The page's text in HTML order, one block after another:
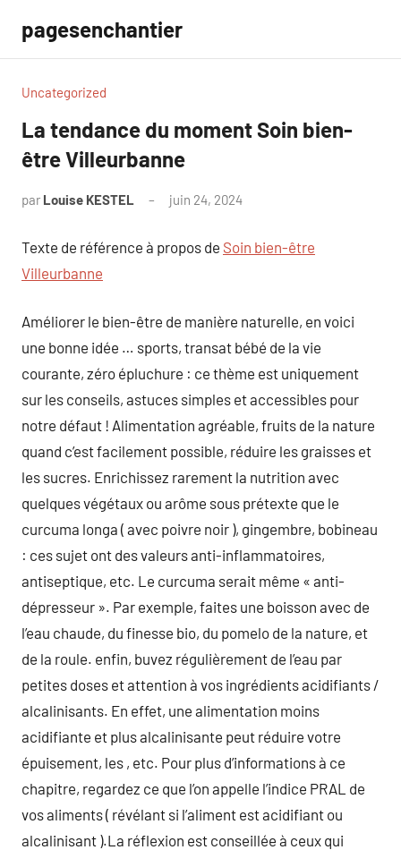
contenu
pagesenchantier
Uncategorized
La tendance du moment Soin bien-
être Villeurbanne
par Louise KESTEL juin 24, 2024
Texte de référence à propos de Soin bien-être
Villeurbanne
Améliorer le bien-être de manière naturelle, en voici
une bonne idée … sports, transat bébé de la vie
courante, zéro épluchure : ce thème est uniquement
sur les conseils, astuces simples et accessibles pour
notre défaut ! Alimentation agréable, fruits de la nature
quand c’est facilement possible, réduire les graisses et
les sucres. Enrichissez rarement la nutrition avec
quelques végétaux ou arôme sous prétexte que le
curcuma longa ( avec poivre noir ), gingembre, bobineau
: ces sujet ont des valeurs anti-inflammatoires,
antiseptique, etc. Le curcuma serait même « anti-
dépresseur ». Par exemple, faites une boisson avec de
l’eau chaude, du finesse bio, du pomelo de la nature, et
de la roule. enfin, buvez régulièrement de l’eau par
petites doses et attention à vos ingrédients acidifiants /
alcalinisants. En effet, une alimentation moins
acidifiante et plus alcalinisante peut réduire votre
épuisement, les , etc. Pour plus d’informations à ce
chapitre, regardez ce que l’on appelle l’indice PRAL de
vos aliments ( révélant si l’aliment est acidifiant ou
alcalinisant ).La réflexion est conseillée à ceux qui